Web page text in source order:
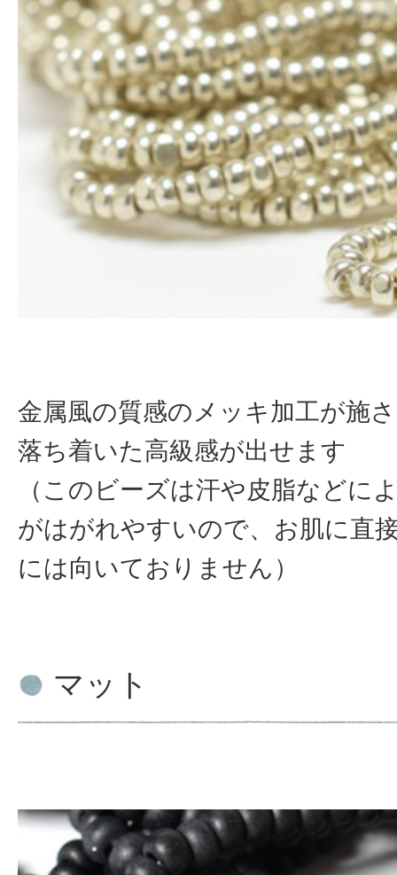
金属風の質感のメッキ加工が施
落ち着いた高級感が出せます
（このビーズは汗や皮脂などに
がはがれやすいので、お肌に直
には向いておりません）
マット